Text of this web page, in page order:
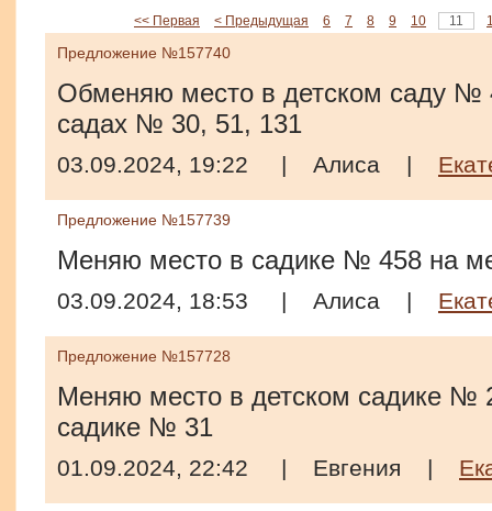
<< Первая < Предыдущая 6 7 8 9 10 11
Предложение №157740
Обменяю место в детском саду №
садах № 30, 51, 131
03.09.2024, 19:22 | Алиса |
Предложение №157739
Меняю место в садике № 458 на
03.09.2024, 18:53 | Алиса |
Предложение №157728
Меняю место в детском садике №
садике № 31
01.09.2024, 22:42 | Евгения |